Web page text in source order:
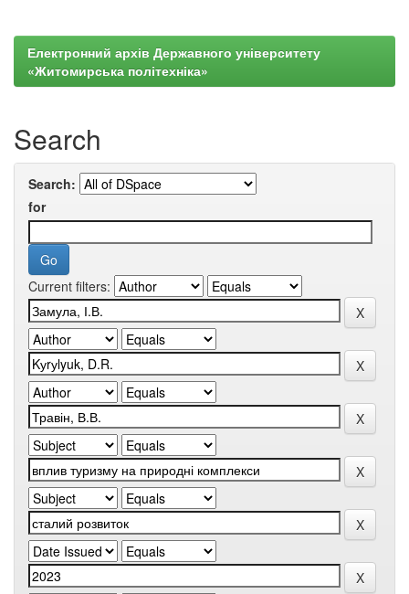
Електронний архів Державного університету
«Житомирська політехніка»
Search
Search:
for
Current filters: